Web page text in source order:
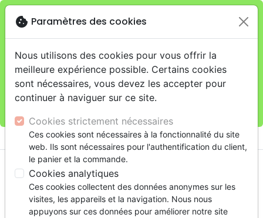
Je veux retirer ma commande au 4, rue Audubon
(Gare de Lyon), Parisclose
warningCette boutique en ligne est limitée au retrait en
magasin.
Pour les livraisons à domicile, veuillez passer vos
commandes sur la boutique La Maison de la Bible
shopping_cart
cookie Paramètres des cookies
Nous utilisons des cookies pour vous offrir la
meilleure expérience possible. Certains cookies
sont nécessaires, vous devez les accepter pour
continuer à naviguer sur ce site.
Cookies strictement nécessaires
Ces cookies sont nécessaires à la fonctionnalité du site
web. Ils sont nécessaires pour l'authentification du client,
le panier et la commande.
Cookies analytiques
Ces cookies collectent des données anonymes sur les
visites, les appareils et la navigation. Nous nous
appuyons sur ces données pour améliorer notre site